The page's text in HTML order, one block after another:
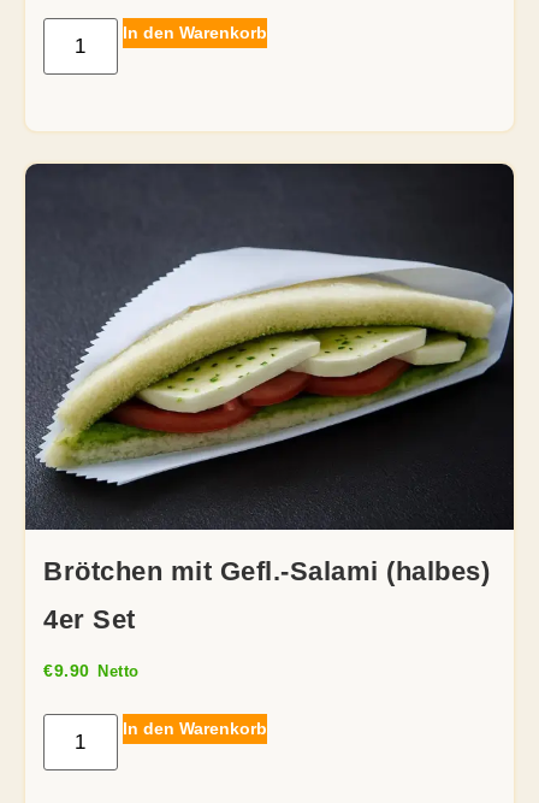
In den Warenkorb
Brötchen mit Gefl.-Salami (halbes)
4er Set
€9.90 Netto
In den Warenkorb